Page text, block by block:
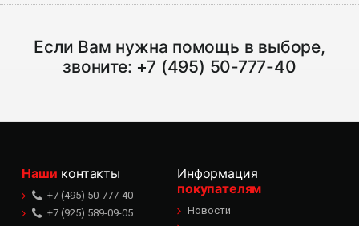
Если Вам нужна помощь в выборе,
звоните: +7 (495) 50-777-40
Наши контакты
+7 (495) 50-777-40
+7 (925) 589-09-05
Информация
покупателям
Новости